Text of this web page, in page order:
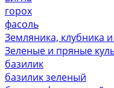
горох
фасоль
Земляника, клубника
Зеленые и пряные
базилик
базилик зеленый